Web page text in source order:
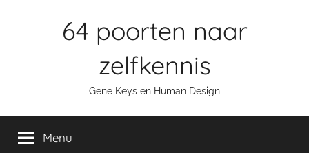
64 poorten naar
zelfkennis
Gene Keys en Human Design
Menu